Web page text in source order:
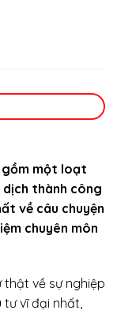
gồm một loạt
thành công
về câu chuyện
chuyên môn
thật về sự nghiệp
vĩ đại nhất,